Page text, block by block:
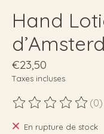
Hand
€23,50
Taxes incluses
Ce produit est (0)
En rupture de stock